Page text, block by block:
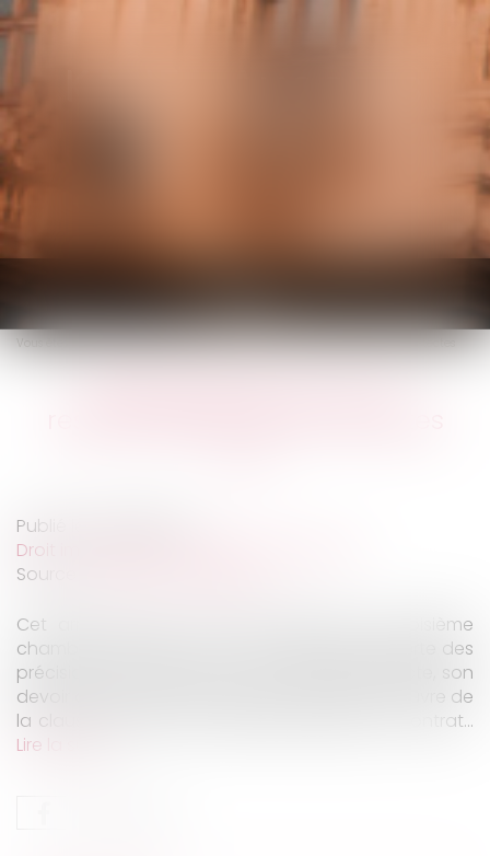
KALIFA Avocats
Ouvrir
le
menu
Vous êtes ici :Accueil Brèves précisions sur la responsabilité des architectes
Publié le :
Droit immobilier
Source :
Cet arrêt rendu le 19 mars 2020 par la troisième
chambre civile de la Cour de cassation apporte des
précisions sur le devoir de conseil de l’architecte, son
devoir de suivi des travaux et sur la mise en œuvre de
la clause exclusive de solidarité stipulée au contrat...
Lire la suite